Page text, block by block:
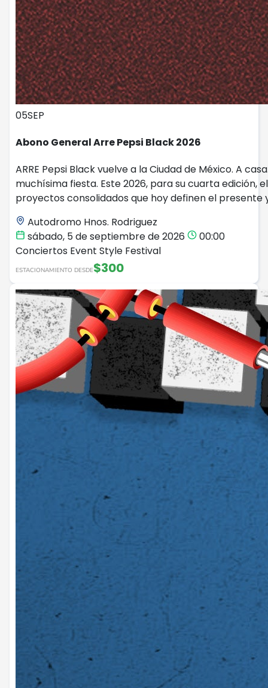
05SEP
Abono General Arre Pepsi Black 2026
ARRE Pepsi Black vuelve a la Ciudad de México. A
muchísima fiesta. Este 2026, para su cuarta
proyectos consolidados que hoy definen el presente
Autodromo Hnos. Rodriguez
sábado, 5 de septiembre de 2026
00:00
Conciertos Event Style Festival
ESTACIONAMIENTO DESDE$300